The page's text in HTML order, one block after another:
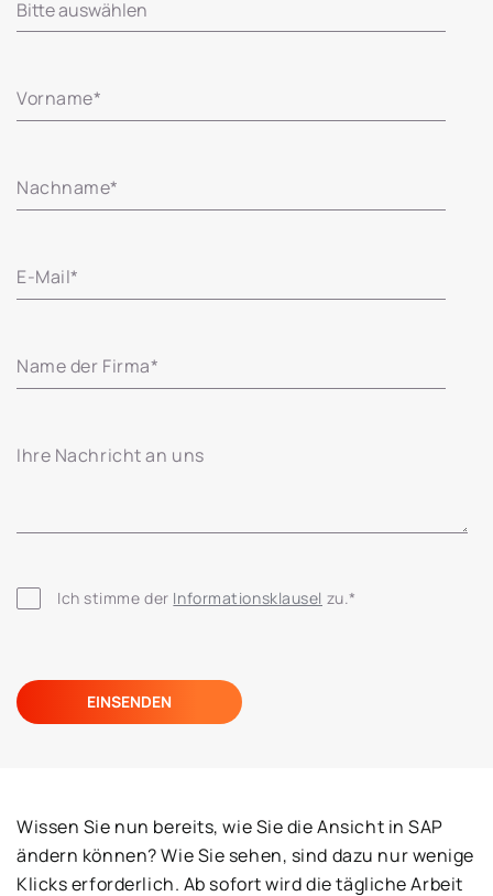
Vorname*
Nachname*
E-Mail*
Name der Firma*
Ihre Nachricht an uns
Ich stimme der Informationsklausel zu.*
Wissen Sie nun bereits, wie Sie die Ansicht in SAP
ändern können? Wie Sie sehen, sind dazu nur wenige
Klicks erforderlich. Ab sofort wird die tägliche Arbeit